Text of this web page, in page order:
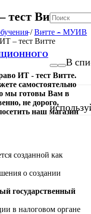
В
тест Витте
/Витте – МУИВ
– тест Витте
ИТ - тест Витте.
самостоятельно
мы готовы Вам в
не дорого,
наш магазин
созданной как
о создании
государственный
в налоговом органе